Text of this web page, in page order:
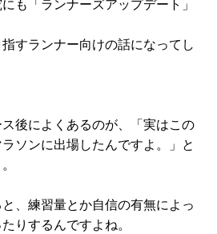
も「ランナーズアップデート」
すランナー向けの話になってし
後によくあるのが、「実はこの
ソンに出場したんですよ。」と
、練習量とか自信の有無によっ
りするんですよね。